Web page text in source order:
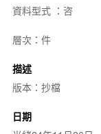
資料型式 ：咨
層次：件
描述
版本：抄檔
日期